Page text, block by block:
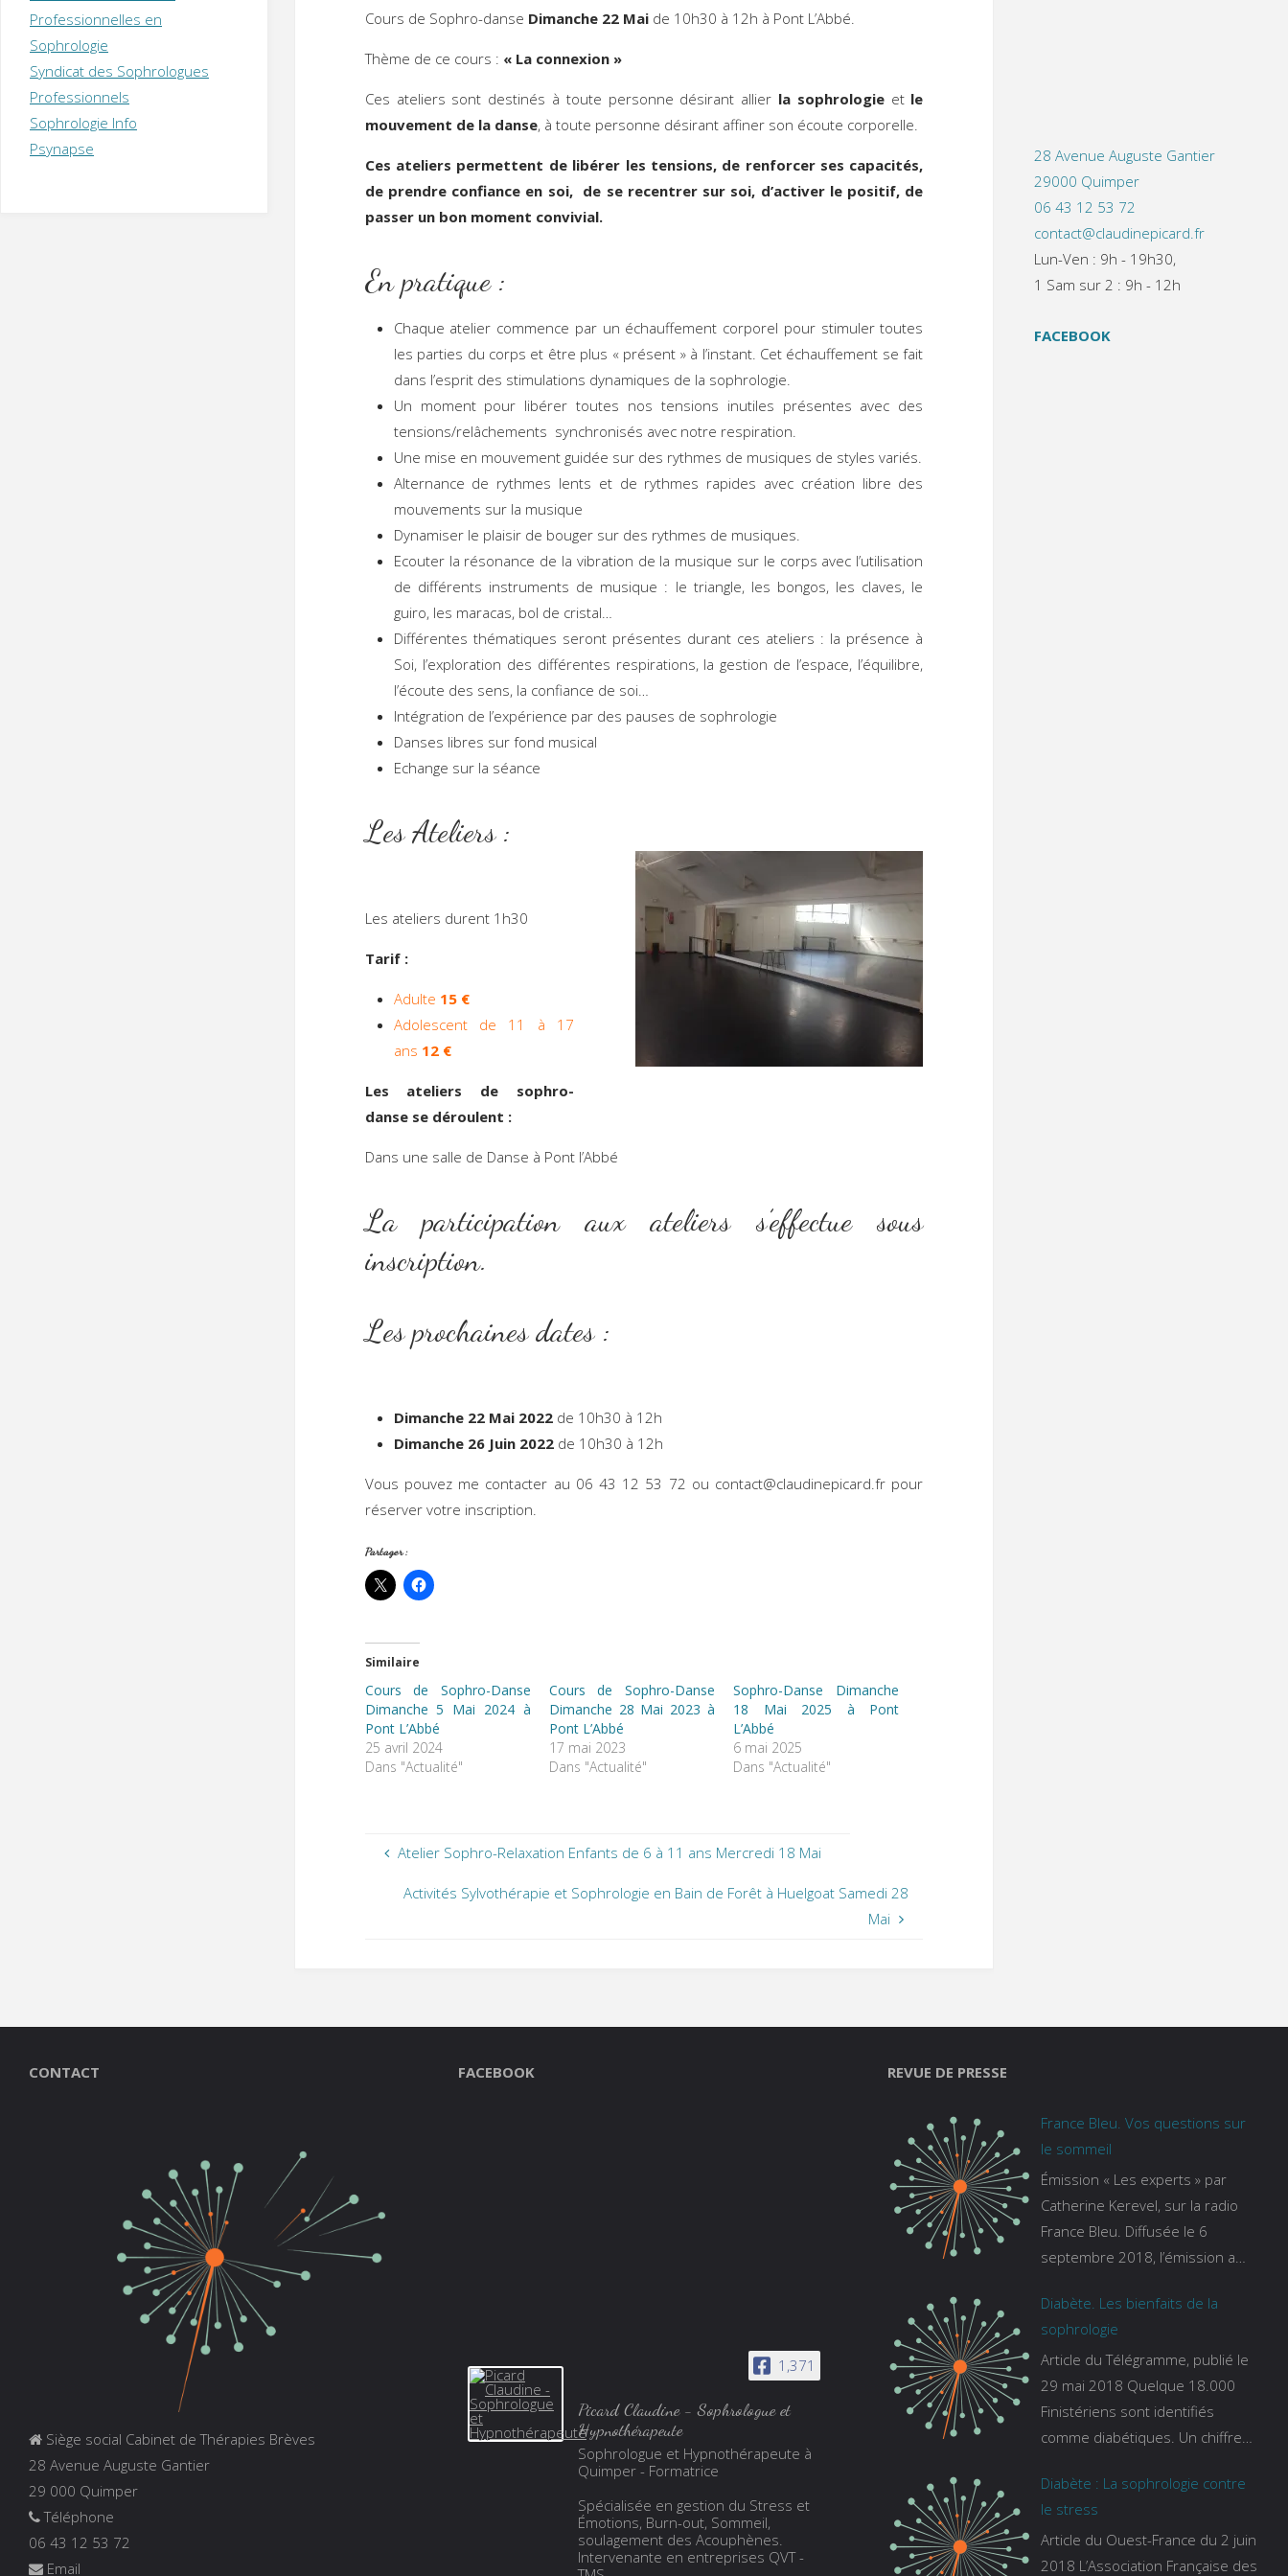
Cours de Sophro-danse Dimanche 22 Maide 10h30 à 12h à Pont L’Abbé.
Thème de ce cours : « La connexion »
Ces ateliers sont destinés à toute personne désirant allier la sophrologieet le
mouvement de la danse, à toute personne désirant affiner son écoute corporelle.
Ces ateliers permettent de libérer les tensions, de renforcer ses capacités,
de prendre confiance en soi, de se recentrer sur soi, d’activer le positif, de
passer un bon moment convivial.
En pratique :
Chaque atelier commence par un échauffement corporel pour stimuler toutes
les parties du corps et être plus « présent » à l’instant. Cet échauffement se fait
dans l’esprit des stimulations dynamiques de la sophrologie.
Un moment pour libérer toutes nos tensions inutiles présentes avec des
tensions/relâchements synchronisés avec notre respiration.
Une mise en mouvement guidée sur des rythmes de musiques de styles variés.
Alternance de rythmes lents et de rythmes rapides avec création libre des
mouvements sur la musique
Dynamiser le plaisir de bouger sur des rythmes de musiques.
Ecouter la résonance de la vibration de la musique sur le corps avec l’utilisation
de différents instruments de musique : le triangle, les bongos, les claves, le
guiro, les maracas, bol de cristal…
Différentes thématiques seront présentes durant ces ateliers : la présence à
Soi, l’exploration des différentes respirations, la gestion de l’espace, l’équilibre,
l’écoute des sens, la confiance de soi…
Intégration de l’expérience par des pauses de sophrologie
Danses libres sur fond musical
Echange sur la séance
Les Ateliers :
Les ateliers durent 1h30
Tarif :
Adulte 15 €
Adolescent de 11 à 17
ans 12 €
Les ateliers de sophro-
danse se déroulent :
Dans une salle de Danse à Pont l’Abbé
La participation aux ateliers s’effectue sous
inscription.
Les prochaines dates :
Dimanche 22 Mai 2022 de 10h30 à 12h
Dimanche 26 Juin 2022 de 10h30 à 12h
Vous pouvez me contacter au 06 43 12 53 72 ou contact@claudinepicard.fr pour
réserver votre inscription.
Partager :
Similaire
Cours de Sophro-Danse
Dimanche 5 Mai 2024 à
Pont L’Abbé
25 avril 2024
Dans "Actualité"
Cours de Sophro-Danse
Dimanche 28 Mai 2023 à
Pont L’Abbé
17 mai 2023
Dans "Actualité"
Sophro-Danse Dimanche
18 Mai 2025 à Pont
L’Abbé
6 mai 2025
Dans "Actualité"
Atelier Sophro-Relaxation Enfants de 6 à 11 ans Mercredi 18 Mai
Activités Sylvothérapie et Sophrologie en Bain de Forêt à Huelgoat Samedi 28
Mai
Professionnelles en
Sophrologie
Syndicat des Sophrologues
Professionnels
Sophrologie Info
Psynapse
28 Avenue Auguste Gantier
29000 Quimper
06 43 12 53 72
contact@claudinepicard.fr
Lun-Ven : 9h - 19h30,
1 Sam sur 2 : 9h - 12h
FACEBOOK
CONTACT
Siège social Cabinet de Thérapies Brèves
28 Avenue Auguste Gantier
29 000 Quimper
Téléphone
06 43 12 53 72
Email
FACEBOOK
1,371
Picard Claudine - Sophrologue et
Hypnothérapeute
Sophrologue et Hypnothérapeute à
Quimper - Formatrice
Spécialisée en gestion du Stress et
Émotions, Burn-out, Sommeil,
soulagement des Acouphènes.
Intervenante en entreprises QVT -
REVUE DE PRESSE
France Bleu. Vos questions sur
le sommeil
Émission « Les experts » par
Catherine Kerevel, sur la radio
France Bleu. Diffusée le 6
septembre 2018, l’émission a
le site de france bleu :
https://www.francebleu.fr/emissi
ons/les-experts/breizh-izel/vos-
questions-sur-le-sommeil
Diabète. Les bienfaits de la
sophrologie
Article du Télégramme, publié le
29 mai 2018 Quelque 18.000
Finistériens sont identifiés
comme diabétiques. Un chiffre
tous ceux qui s’ignorent. « C’est
une pathologie qui continue à
augmenter, souligne Gaïanne
Gazeau, directrice adjointe de la
Diabète : La sophrologie contre
le stress
Article du Ouest-France du 2 juin
2018 L’Association Française des